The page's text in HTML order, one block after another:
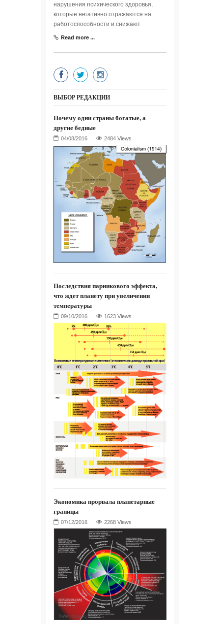
нарушения психического здоровья,
которые негативно отражаются на
работоспособности и снижают
Read more ...
ВЫБОР РЕДАКЦИИ
Почему одни страны богатые, а
другие бедные
2484 Views
Последствия парникового эффекта,
что ждет планету при увеличении
температуры
1623 Views
Экономика прорвала планетарные
границы
2268 Views